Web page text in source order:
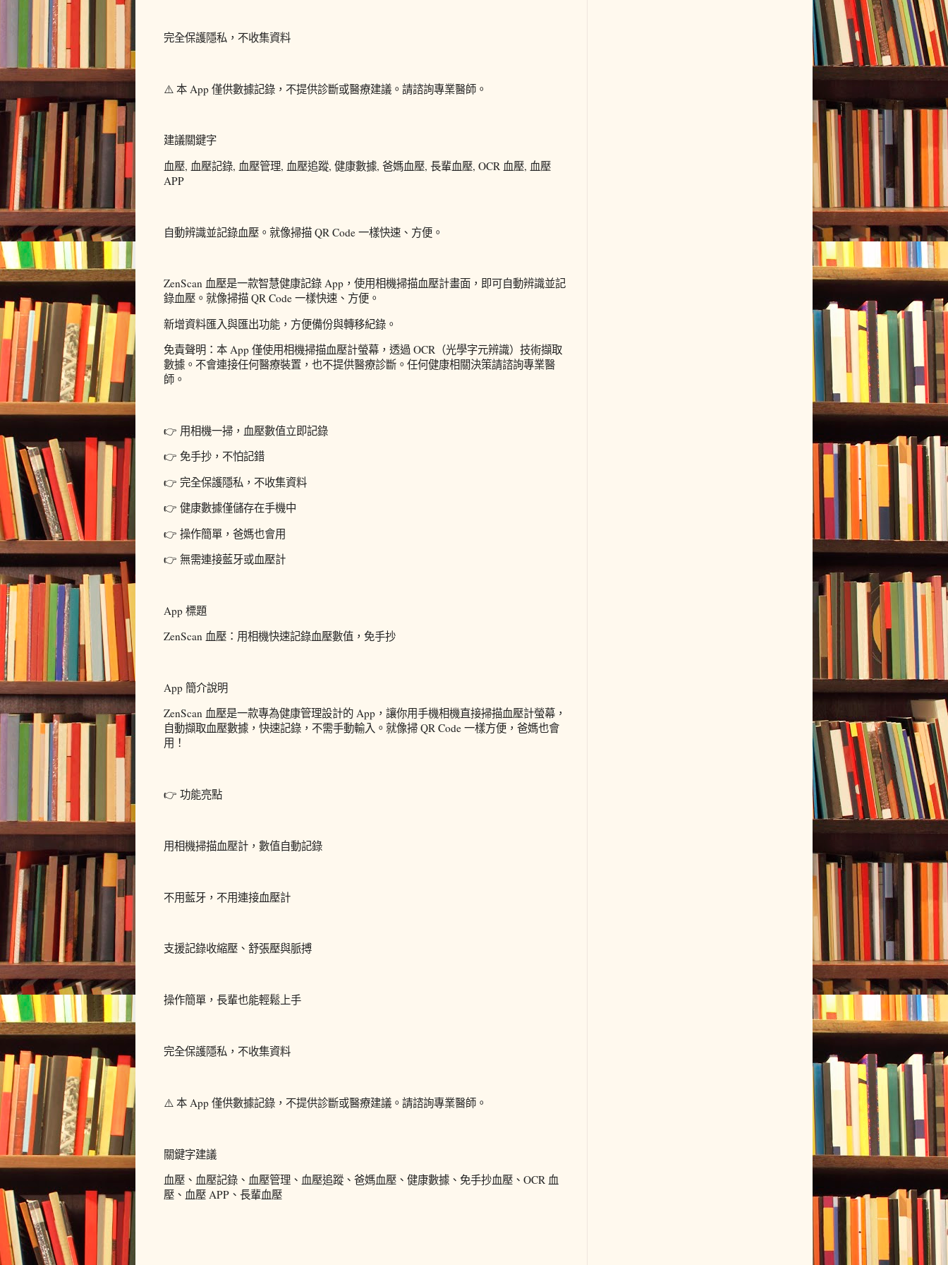
完全保護隱私，不收集資料
⚠️ 本 App 僅供數據記錄，不提供診斷或醫療建議。請諮詢專業醫師。
建議關鍵字
血壓, 血壓記錄, 血壓管理, 血壓追蹤, 健康數據, 爸媽血壓, 長輩血壓, OCR 血壓, 血壓
APP
自動辨識並記錄血壓。就像掃描 QR Code 一樣快速、方便。
ZenScan 血壓是一款智慧健康記錄 App，使用相機掃描血壓計畫面，即可自動辨識並記
錄血壓。就像掃描 QR Code 一樣快速、方便。
新增資料匯入與匯出功能，方便備份與轉移紀錄。
免責聲明：本 App 僅使用相機掃描血壓計螢幕，透過 OCR（光學字元辨識）技術擷取
數據。不會連接任何醫療裝置，也不提供醫療診斷。任何健康相關決策請諮詢專業醫
師。
👉 用相機一掃，血壓數值立即記錄
👉 免手抄，不怕記錯
👉 完全保護隱私，不收集資料
👉 健康數據僅儲存在手機中
👉 操作簡單，爸媽也會用
👉 無需連接藍牙或血壓計
App 標題
ZenScan 血壓：用相機快速記錄血壓數值，免手抄
App 簡介說明
ZenScan 血壓是一款專為健康管理設計的 App，讓你用手機相機直接掃描血壓計螢幕，
自動擷取血壓數據，快速記錄，不需手動輸入。就像掃 QR Code 一樣方便，爸媽也會
用！
👉 功能亮點
用相機掃描血壓計，數值自動記錄
不用藍牙，不用連接血壓計
支援記錄收縮壓、舒張壓與脈搏
操作簡單，長輩也能輕鬆上手
完全保護隱私，不收集資料
⚠️ 本 App 僅供數據記錄，不提供診斷或醫療建議。請諮詢專業醫師。
關鍵字建議
血壓、血壓記錄、血壓管理、血壓追蹤、爸媽血壓、健康數據、免手抄血壓、OCR 血
壓、血壓 APP、長輩血壓